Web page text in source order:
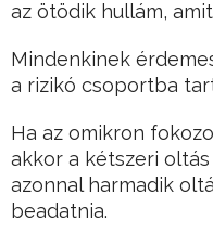
az ötödik hullám,
Mindenkinek
a rizikó csoportba
Ha az omikron
akkor a kétszeri
azonnal harmadik
beadatnia.